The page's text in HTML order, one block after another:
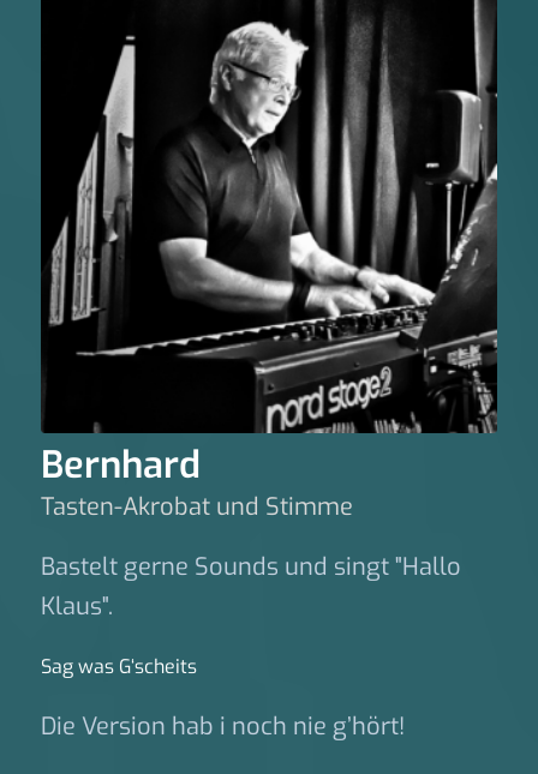
Bernhard
Tasten-Akrobat und Stimme
Bastelt gerne Sounds und singt "Hallo
Klaus".
Sag was G‘scheits
Die Version hab i noch nie g’hört!